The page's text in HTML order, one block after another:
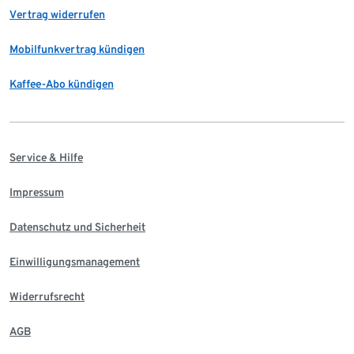
Vertrag widerrufen
Mobilfunkvertrag kündigen
Kaffee-Abo kündigen
Service & Hilfe
Impressum
Datenschutz und Sicherheit
Einwilligungsmanagement
Widerrufsrecht
AGB